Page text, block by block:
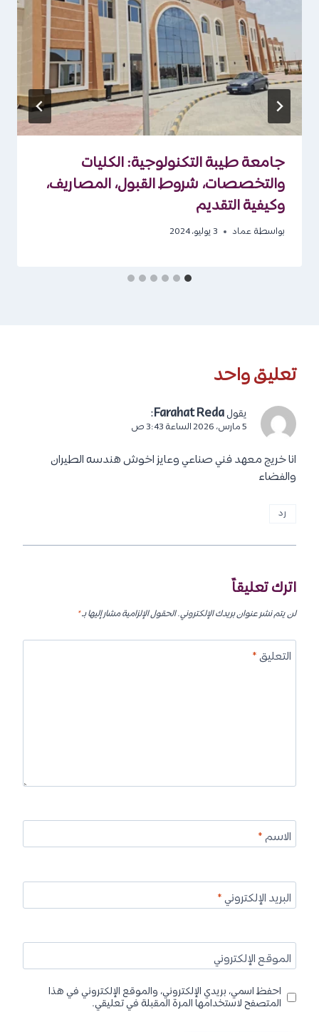
جامعة طيبة التكنولوجية: الكليات
والتخصصات، شروط القبول، المصاريف،
وكيفية التقديم
بواسطة عماد 3 يوليو، 2024
تعليق واحد
يقول Farahat Reda
:
5 مارس، 2026 الساعة 3:43 ص
انا خريج معهد فني صناعي وعايز اخوش هندسه الطيران
والفضاء
رد
اترك تعليقاً
لن يتم نشر عنوان بريدك الإلكتروني.الحقول الإلزامية مشار إليها بـ*
التعليق*
الاسم*
البريد الإلكتروني*
الموقع الإلكتروني
احفظ اسمي، بريدي الإلكتروني، والموقع الإلكتروني في هذا
المتصفح لاستخدامها المرة المقبلة في تعليقي.